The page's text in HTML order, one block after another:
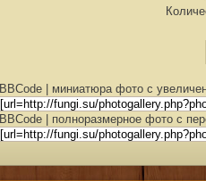
BBCode | миниатюра фото с
BBCode | полноразмерное фото с